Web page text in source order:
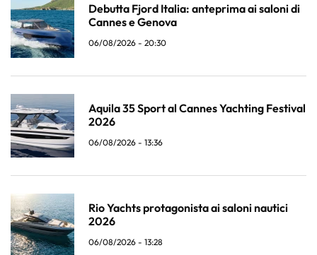
Debutta Fjord Italia: anteprima ai saloni di
Cannes e Genova
06/08/2026 - 20:30
Aquila 35 Sport al Cannes Yachting Festival
2026
06/08/2026 - 13:36
Rio Yachts protagonista ai saloni nautici
2026
06/08/2026 - 13:28